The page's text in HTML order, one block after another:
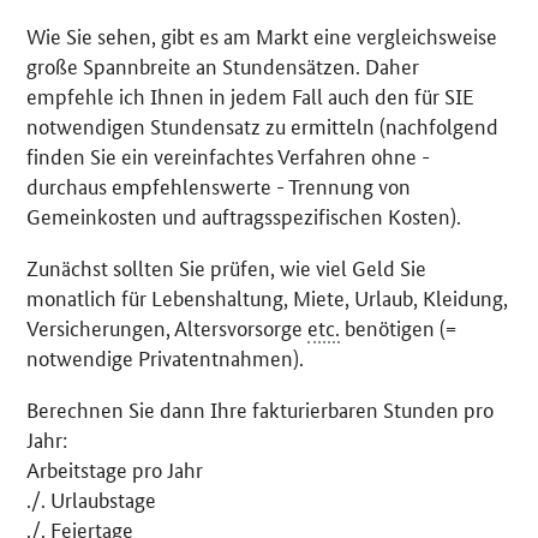
Wie Sie sehen, gibt es am Markt eine vergleichsweise
große Spannbreite an Stundensätzen. Daher
empfehle ich Ihnen in jedem Fall auch den für SIE
notwendigen Stundensatz zu ermitteln (nachfolgend
finden Sie ein vereinfachtes Verfahren ohne -
durchaus empfehlenswerte - Trennung von
Gemeinkosten und auftragsspezifischen Kosten).
Zunächst sollten Sie prüfen, wie viel Geld Sie
monatlich für Lebenshaltung, Miete, Urlaub, Kleidung,
Versicherungen, Altersvorsorge etc. benötigen (=
notwendige Privatentnahmen).
Berechnen Sie dann Ihre fakturierbaren Stunden pro
Jahr:
Arbeitstage pro Jahr
./. Urlaubstage
./. Feiertage